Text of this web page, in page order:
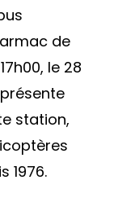
de
le 28
station,
1976.